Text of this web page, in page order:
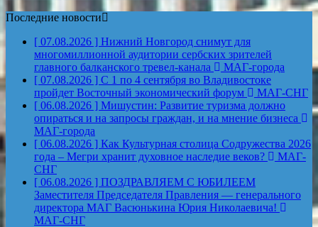
Последние новости
[ 07.08.2026 ] Нижний Новгород снимут для
многомиллионной аудитории сербских зрителей
главного балканского тревел-канала
МАГ-города
[ 07.08.2026 ] С 1 по 4 сентября во Владивостоке
пройдет Восточный экономический форум
МАГ-СНГ
[ 06.08.2026 ] Мишустин: Развитие туризма должно
опираться и на запросы граждан, и на мнение бизнеса
МАГ-города
[ 06.08.2026 ] Как Культурная столица Содружества 2026
года – Мегри хранит духовное наследие веков?
МАГ-
СНГ
[ 06.08.2026 ] ПОЗДРАВЛЯЕМ С ЮБИЛЕЕМ
Заместителя Председателя Правления — генерального
директора МАГ Васюнькина Юрия Николаевича!
МАГ-СНГ